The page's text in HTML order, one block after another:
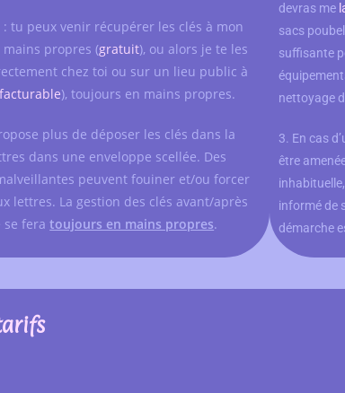
: tu peux venir récupérer les clés à mon
mains propres (gratuit), ou alors je te les
chez toi ou sur un lieu public à
facturable), toujours en mains propres.
plus de déposer les clés dans la
dans une enveloppe scellée. Des
peuvent fouiner et/ou forcer
lettres. La gestion des clés avant/après
se feratoujours en mains propres.
devras me
sacs
suffisante
nettoyage
3. En cas
être
informé de
démarche